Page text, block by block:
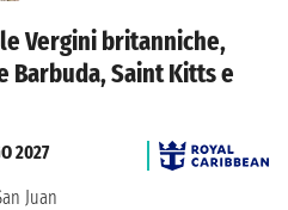
Vergini britanniche,
Barbuda, Saint Kitts e
2027
Juan